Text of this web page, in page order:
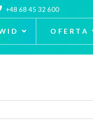
+48 68 45 32 600
OFERTA